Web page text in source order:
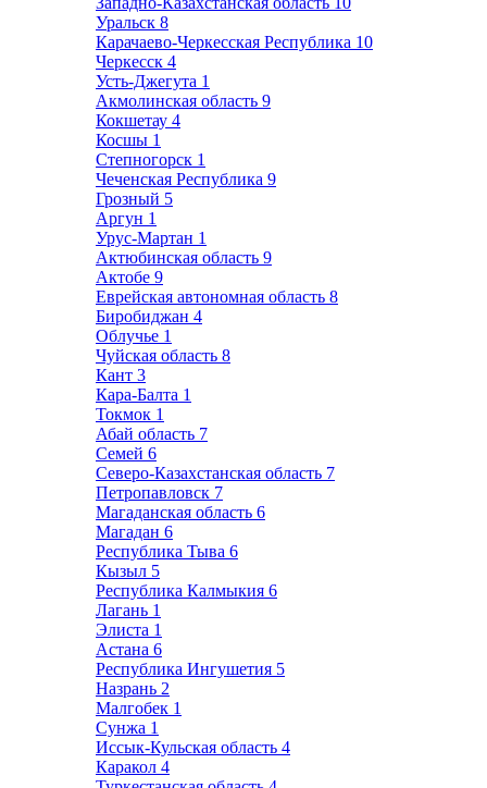
Уральск 8
Карачаево-Черкесская Республика 10
Черкесск 4
Усть-Джегута 1
Акмолинская область 9
Кокшетау 4
Косшы 1
Степногорск 1
Чеченская Республика 9
Грозный 5
Аргун 1
Урус-Мартан 1
Актюбинская область 9
Актобе 9
Еврейская автономная область 8
Биробиджан 4
Облучье 1
Чуйская область 8
Кант 3
Кара-Балта 1
Токмок 1
Абай область 7
Семей 6
Северо-Казахстанская область 7
Петропавловск 7
Магаданская область 6
Магадан 6
Республика Тыва 6
Кызыл 5
Республика Калмыкия 6
Лагань 1
Элиста 1
Астана 6
Республика Ингушетия 5
Назрань 2
Малгобек 1
Сунжа 1
Иссык-Кульская область 4
Каракол 4